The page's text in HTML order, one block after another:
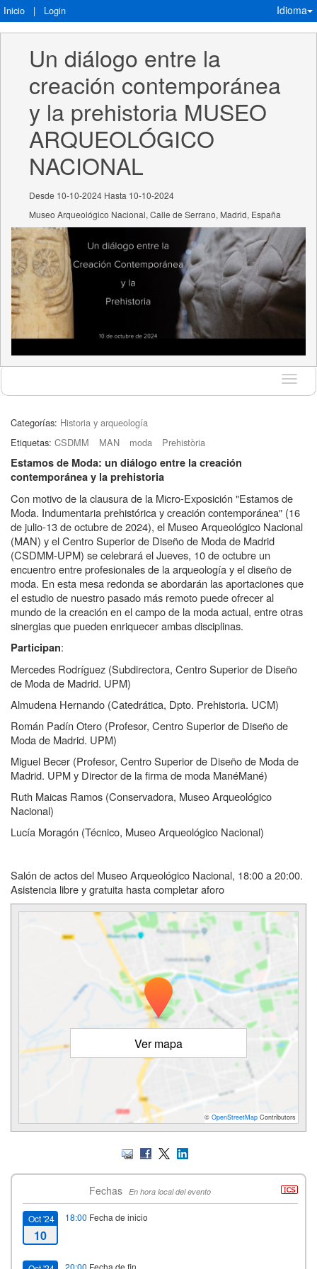
Inicio | Login Idioma
Un diálogo entre la
creación contemporánea
y la prehistoria MUSEO
ARQUEOLÓGICO
NACIONAL
Desde 10-10-2024 Hasta 10-10-2024
Museo Arqueológico Nacional, Calle de Serrano, Madrid, España
Idioma
Categorías: Historia y arqueología
Etiquetas: CSDMM MAN moda Prehistòria
Estamos de Moda: un diálogo entre la creación
contemporánea y la prehistoria
Con motivo de la clausura de la Micro-Exposición "Estamos de
Moda. Indumentaria prehistórica y creación contemporánea" (16
de julio-13 de octubre de 2024), el Museo Arqueológico Nacional
(MAN) y el Centro Superior de Diseño de Moda de Madrid
(CSDMM-UPM) se celebrará el Jueves, 10 de octubre un
encuentro entre profesionales de la arqueología y el diseño de
moda. En esta mesa redonda se abordarán las aportaciones que
el estudio de nuestro pasado más remoto puede ofrecer al
mundo de la creación en el campo de la moda actual, entre otras
sinergias que pueden enriquecer ambas disciplinas.
Participan:
Mercedes Rodríguez (Subdirectora, Centro Superior de Diseño
de Moda de Madrid. UPM)
Almudena Hernando (Catedrática, Dpto. Prehistoria. UCM)
Román Padín Otero (Profesor, Centro Superior de Diseño de
Moda de Madrid. UPM)
Miguel Becer (Profesor, Centro Superior de Diseño de Moda de
Madrid. UPM y Director de la firma de moda ManéMané)
Ruth Maicas Ramos (Conservadora, Museo Arqueológico
Nacional)
Lucía Moragón (Técnico, Museo Arqueológico Nacional)
Salón de actos del Museo Arqueológico Nacional, 18:00 a 20:00.
Asistencia libre y gratuita hasta completar aforo
Ver mapa
© OpenStreetMap Contributors
Fechas En hora local del evento
Oct '24
10
18:00 Fecha de inicio
20:00 Fecha de fin